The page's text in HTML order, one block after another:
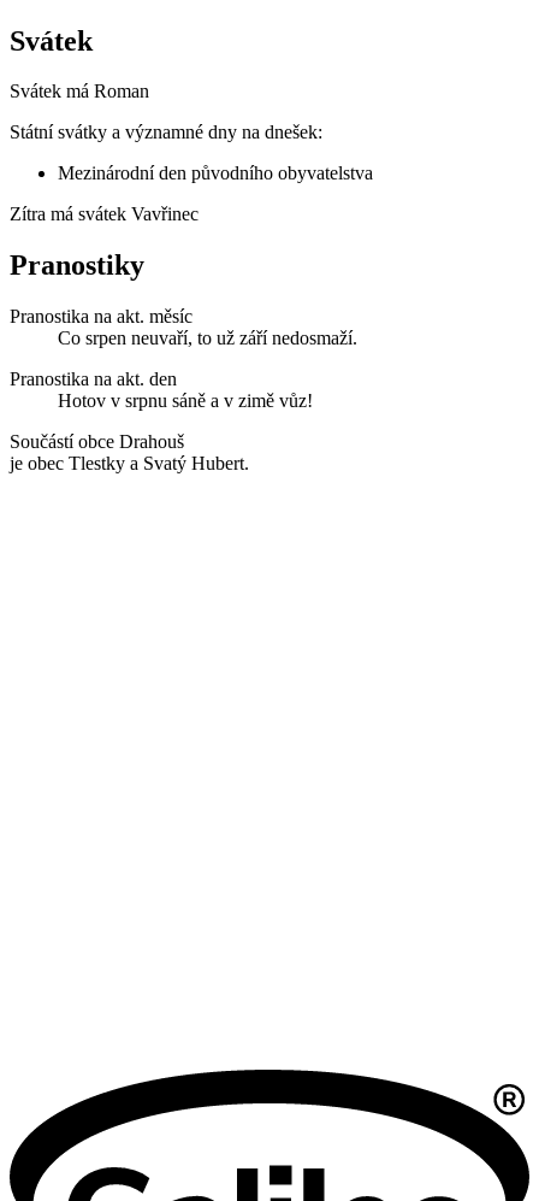
Svátek
Svátek má Roman
Státní svátky a významné dny na dnešek:
Mezinárodní den původního obyvatelstva
Zítra má svátek Vavřinec
Pranostiky
Pranostika na akt. měsíc
Co srpen neuvaří, to už září nedosmaží.
Pranostika na akt. den
Hotov v srpnu sáně a v zimě vůz!
Součástí obce Drahouš
je obec Tlestky a Svatý Hubert.